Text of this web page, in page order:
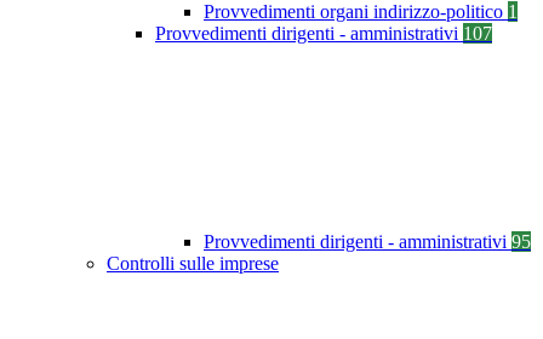
Provvedimenti organi indirizzo-politico 1
Provvedimenti dirigenti - amministrativi 107
Provvedimenti dirigenti - amministrativi 95
Controlli sulle imprese